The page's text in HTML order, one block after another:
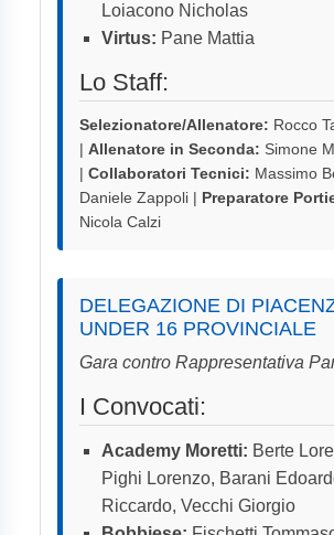
Loiacono Nicholas
Virtus: Pane Mattia
Lo Staff:
Selezionatore/Allenatore: Rocco
| Allenatore in Seconda: Simone
| Collaboratori Tecnici: Massimo
Daniele Zappoli | Preparatore
Nicola Calzi
DELEGAZIONE DI
UNDER 16 PROVINCIALE
Gara contro Rappresentativa
I Convocati:
Academy Moretti: Berte
Pighi Lorenzo, Barani
Riccardo, Vecchi Giorgio